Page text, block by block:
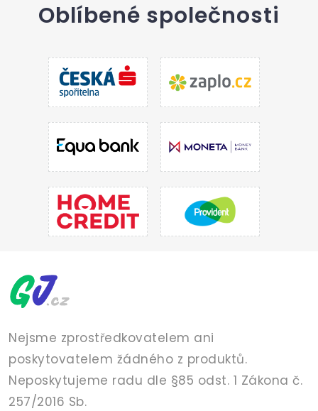
Oblíbené společnosti
Nejsme zprostředkovatelem ani
poskytovatelem žádného z produktů.
Neposkytujeme radu dle §85 odst. 1 Zákona č.
257/2016 Sb.